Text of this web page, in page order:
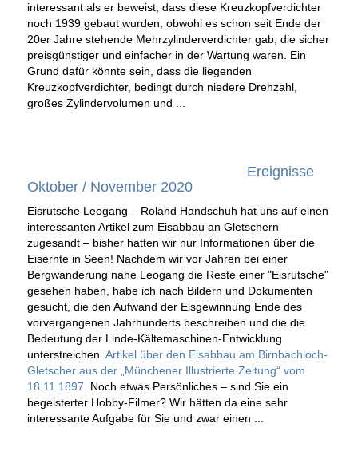
interessant als er beweist, dass diese Kreuzkopfverdichter
noch 1939 gebaut wurden, obwohl es schon seit Ende der
20er Jahre stehende Mehrzylinderverdichter gab, die sicher
preisgünstiger und einfacher in der Wartung waren. Ein
Grund dafür könnte sein, dass die liegenden
Kreuzkopfverdichter, bedingt durch niedere Drehzahl,
großes Zylindervolumen und ...
Ereignisse
Oktober / November 2020
Eisrutsche Leogang – Roland Handschuh hat uns auf einen
interessanten Artikel zum Eisabbau an Gletschern
zugesandt – bisher hatten wir nur Informationen über die
Eisernte in Seen! Nachdem wir vor Jahren bei einer
Bergwanderung nahe Leogang die Reste einer "Eisrutsche"
gesehen haben, habe ich nach Bildern und Dokumenten
gesucht, die den Aufwand der Eisgewinnung Ende des
vorvergangenen Jahrhunderts beschreiben und die die
Bedeutung der Linde-Kältemaschinen-Entwicklung
unterstreichen. Artikel über den Eisabbau am Birnbachloch-
Gletscher aus der „Münchener Illustrierte Zeitung“ vom
18.11.1897.
Noch etwas Persönliches – sind Sie ein
begeisterter Hobby-Filmer? Wir hätten da eine sehr
interessante Aufgabe für Sie und zwar einen ...